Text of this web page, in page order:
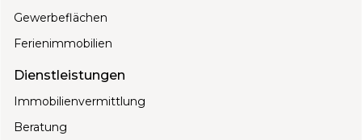
Gewerbeflächen
Ferienimmobilien
Dienstleistungen
Immobilienvermittlung
Beratung